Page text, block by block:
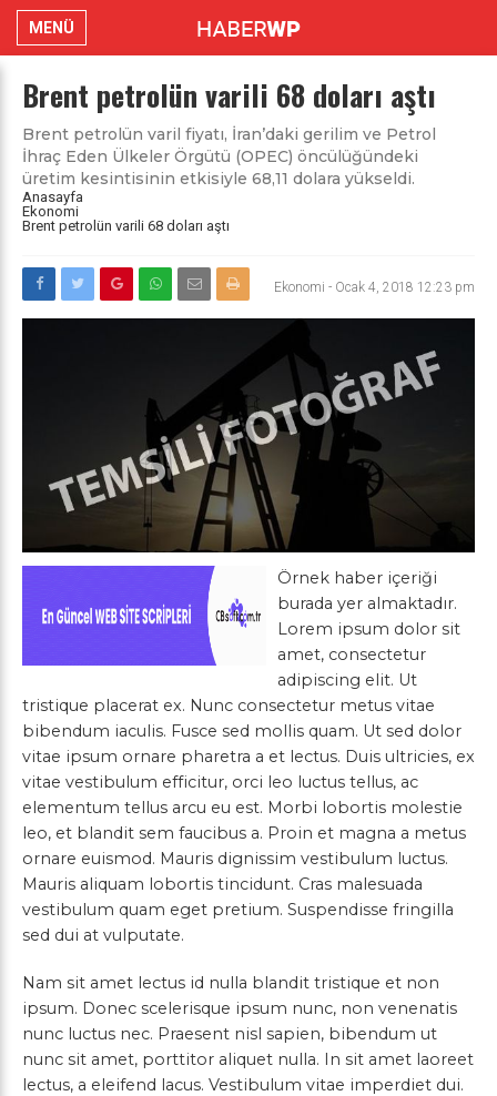
MENÜ
Brent petrolün varili 68 doları aştı
Brent petrolün varil fiyatı, İran’daki gerilim ve Petrol
İhraç Eden Ülkeler Örgütü (OPEC) öncülüğündeki
üretim kesintisinin etkisiyle 68,11 dolara yükseldi.
Anasayfa
Ekonomi
Brent petrolün varili 68 doları aştı
Ekonomi - Ocak 4, 2018 12:23 pm
Örnek haber içeriği
burada yer almaktadır.
Lorem ipsum dolor sit
amet, consectetur
adipiscing elit. Ut
tristique placerat ex. Nunc consectetur metus vitae
bibendum iaculis. Fusce sed mollis quam. Ut sed dolor
vitae ipsum ornare pharetra a et lectus. Duis ultricies, ex
vitae vestibulum efficitur, orci leo luctus tellus, ac
elementum tellus arcu eu est. Morbi lobortis molestie
leo, et blandit sem faucibus a. Proin et magna a metus
ornare euismod. Mauris dignissim vestibulum luctus.
Mauris aliquam lobortis tincidunt. Cras malesuada
vestibulum quam eget pretium. Suspendisse fringilla
sed dui at vulputate.
Nam sit amet lectus id nulla blandit tristique et non
ipsum. Donec scelerisque ipsum nunc, non venenatis
nunc luctus nec. Praesent nisl sapien, bibendum ut
nunc sit amet, porttitor aliquet nulla. In sit amet laoreet
lectus, a eleifend lacus. Vestibulum vitae imperdiet dui.